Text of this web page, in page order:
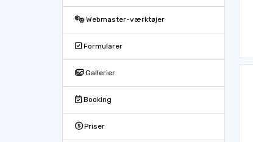
Webmaster-værktøjer
Formularer
Gallerier
Booking
Priser